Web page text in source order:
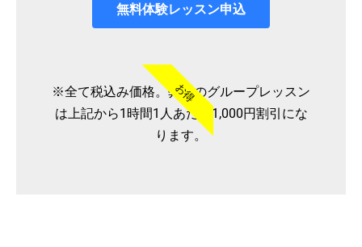
無料体験レッスン申込
お得
※全て税込み価格。弊社のグループレッスン
は上記から1時間1人あたり1,000円割引にな
ります。